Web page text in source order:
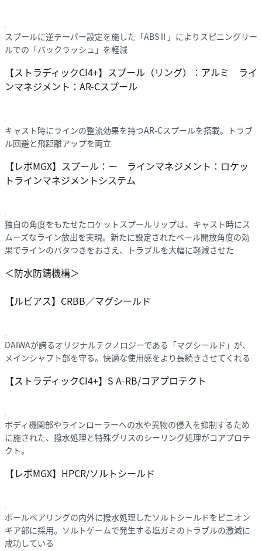
スプールに逆テーパー設定を施した「ABSⅡ」によりスピニングリー
ルでの「バックラッシュ」を軽減
【ストラディックCI4+】スプール（リング）：アルミ ライ
ンマネジメント：AR-Cスプール
キャスト時にラインの整流効果を持つAR-Cスプールを搭載。トラブ
ル回避と飛距離アップを両立
【レボMGX】スプール：ー ラインマネジメント：ロケッ
トラインマネジメントシステム
独自の角度をもたせたロケットスプールリップは、キャスト時にス
ムーズなライン放出を実現。新たに設定されたベール開放角度の効
果でラインのバタつきをおさえ、トラブルを大幅に軽減させた
＜防水防錆機構＞
【ルビアス】CRBB／マグシールド
DAIWAが誇るオリジナルテクノロジーである「マグシールド」が、
メインシャフト部を守る。快適な使用感をより長続きさせてくれる
【ストラディックCI4+】S A-RB/コアプロテクト
ボディ機関部やラインローラーへの水や異物の侵入を抑制するため
に施された、撥水処理と特殊グリスのシーリング処理がコアプロテ
クト。
【レボMGX】HPCR/ソルトシールド
ボールベアリングの内外に撥水処理したソルトシールドをピニオン
ギア部に採用。ソルトゲームで発生する塩ガミのトラブルの激減に
成功している